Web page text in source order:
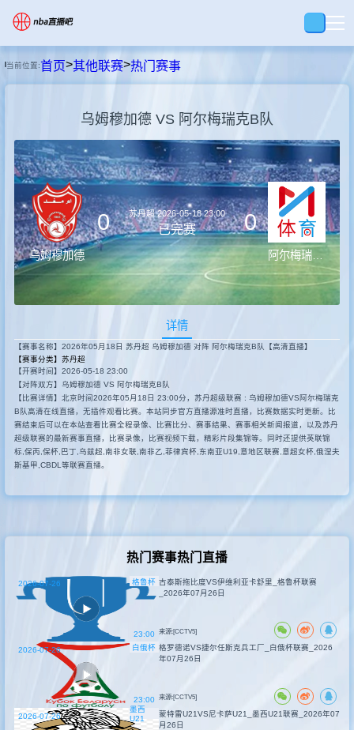
首页
足球直播
篮球直播
足球录像
篮球录像
集锦
其他联赛
当前位置:首页>其他联赛>热门赛事
乌姆穆加德 VS 阿尔梅瑞克B队
乌姆穆加德
0 苏丹超2026-05-18 23:00
已完赛 0
详情
【赛事名称】2026年05月18日 苏丹超 乌姆穆加德 对阵 阿尔梅瑞克B队【高清直播】
【赛事分类】 苏丹超
【开赛时间】2026-05-18 23:00
【对阵双方】乌姆穆加德 VS 阿尔梅瑞克B队
【比赛详情】北京时间2026年05月18日 23:00分，苏丹超级联赛 : 乌姆穆加德VS阿尔梅瑞克
B队高清在线直播，无插件观看比赛。本站同步官方直播源准时直播，比赛数据实时更新。比
赛结束后可以在本站查看比赛全程录像、比赛比分、赛事结果、赛事相关新闻报道，以及苏丹
超级联赛的最新赛事直播，比赛录像，比赛视频下载，精彩片段集锦等。同时还提供英联锦
标,保丙,保杯,巴丁,乌兹超,南非女联,南非乙,菲律宾杯,东南亚U19,意地区联赛,意超女杯,俄涅夫
斯基甲,CBDL等联赛直播。
热门赛事热门直播
格鲁杯
23:00
2026-07-26
古泰斯拖比度VS伊维利亚卡舒里_格鲁杯联赛
_2026年07月26日
来源:[CCTV5]
白俄杯
23:00
2026-07-26
格罗德诺VS捷尔任斯克兵工厂_白俄杯联赛_2026
年07月26日
来源:[CCTV5]
墨西
U21
2026-07-26
蒙特雷U21VS尼卡萨U21_墨西U21联赛_2026年07
月26日